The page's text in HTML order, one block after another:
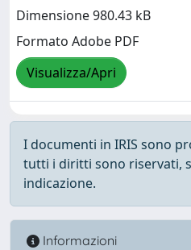
Dimensione 980.43 kB
Formato Adobe PDF
Visualizza/Apri
I documenti in IRIS sono
tutti i diritti sono riservati,
indicazione.
Informazioni